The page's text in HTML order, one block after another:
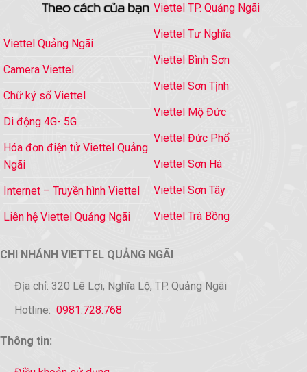
Viettel Quảng Ngãi
Camera Viettel
Chữ ký số Viettel
Di động 4G- 5G
Hóa đơn điện tử Viettel Quảng
Ngãi
Internet – Truyền hình Viettel
Liên hệ Viettel Quảng Ngãi
Viettel TP. Quảng Ngãi
Viettel Tư Nghĩa
Viettel Bình Sơn
Viettel Sơn Tịnh
Viettel Mộ Đức
Viettel Đức Phổ
Viettel Sơn Hà
Viettel Sơn Tây
Viettel Trà Bồng
CHI NHÁNH VIETTEL QUẢNG NGÃI
Địa chỉ: 320 Lê Lợi, Nghĩa Lộ, TP. Quảng Ngãi
Hotline: 0981.728.768
Thông tin: